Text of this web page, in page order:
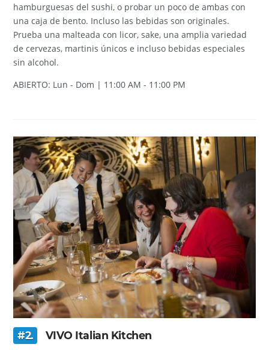
hamburguesas del sushi, o probar un poco de ambas con
una caja de bento. Incluso las bebidas son originales.
Prueba una malteada con licor, sake, una amplia variedad
de cervezas, martinis únicos e incluso bebidas especiales
sin alcohol.
ABIERTO: Lun - Dom | 11:00 AM - 11:00 PM
#2. VIVO Italian Kitchen